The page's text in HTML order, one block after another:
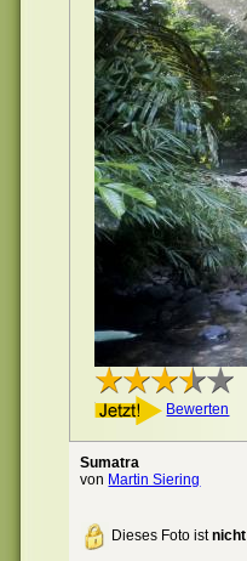
Bewerten
Sumatra
von Martin Siering
Dieses Foto istnicht